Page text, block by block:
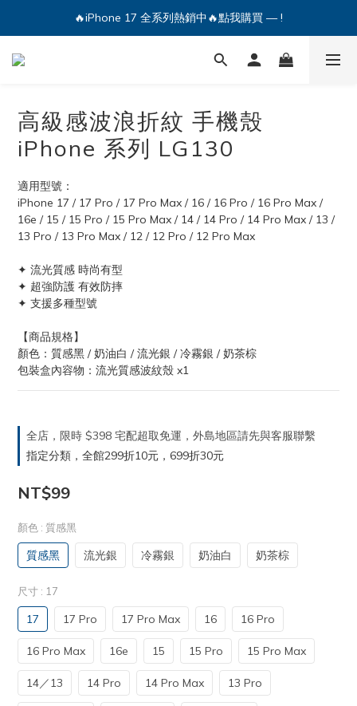
🔥iPhone 17 全系列熱銷中🔥點我購買 — !
💕加入Q哥 Line 新好友領優惠券！🎫
🔥iPhone 17 全系列熱銷中🔥點我購買 — !
高級感波浪折紋 手機殼
iPhone 系列 LG130
適用型號：
iPhone 17 / 17 Pro / 17 Pro Max / 16 / 16 Pro / 16 Pro Max /
16e / 15 / 15 Pro / 15 Pro Max / 14 / 14 Pro / 14 Pro Max / 13 /
13 Pro / 13 Pro Max / 12 / 12 Pro / 12 Pro Max
✦ 流光質感 時尚有型
✦ 超強防護 有效防摔
✦ 支援多種型號
【商品規格】
顏色：質感黑 / 奶油白 / 流光銀 / 冷霧銀 / 奶茶棕
包裝盒內容物：流光質感波紋殼 x1
全店，限時 $398 宅配超取免運，外島地區請先與客服聯繫
指定分類，全館299折10元，699折30元
NT$99
顏色 : 質感黑
質感黑 流光銀 冷霧銀 奶油白 奶茶棕
尺寸 : 17
17 17 Pro 17 Pro Max 16 16 Pro
16 Pro Max 16e 15 15 Pro 15 Pro Max
14／13 14 Pro 14 Pro Max 13 Pro